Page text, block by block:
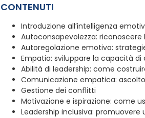
CONTENUTI
Introduzione all’intelligenza
Autoconsapevolezza:
Autoregolazione emotiva:
Empatia: sviluppare la capacità
Abilità di leadership: come
Comunicazione empatica:
Gestione dei conflitti
Motivazione e ispirazione: come
Leadership inclusiva: